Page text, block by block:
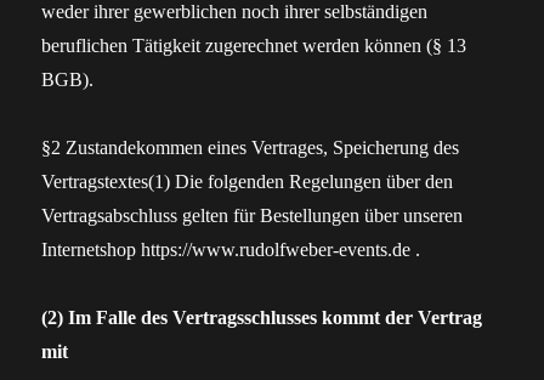
weder ihrer gewerblichen noch ihrer selbständigen
beruflichen Tätigkeit zugerechnet werden können (§ 13
BGB).
§2 Zustandekommen eines Vertrages, Speicherung des
Vertragstextes(1) Die folgenden Regelungen über den
Vertragsabschluss gelten für Bestellungen über unseren
Internetshop https://www.rudolfweber-events.de .
(2) Im Falle des Vertragsschlusses kommt der Vertrag
mit